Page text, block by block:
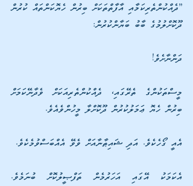
”ދެއްކުންތެރިކަމާއި އާފާތްތަކަށް ބިރުން ހެޔޮކަންތައް ކުރުން
ދޫކޮށްލުމުގެ ބާބު ބަޔާންކުރުން:
ދަންނާށެވެ!
މީސްތަކުންގެ ތެރޭގައި، ދެއްކުންތެރިއަކަށް ވެދާނޭކަމަށް
ބިރުން ހެޔޮ ޢަމަލުކުރުން ދޫކޮށްލާ މީހުންވެއެވެ.
އެއީ ގޯހެކެވެ. އަދި ޝައިޠާނާއަށް ވެވޭ އެއްބަސްވުމެކެވެ.